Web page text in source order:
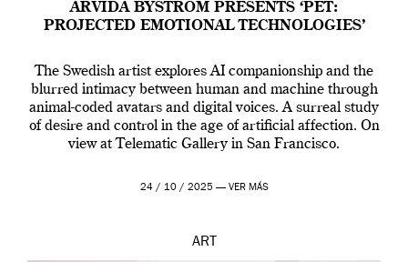
ARVIDA BYSTRÖM PRESENTS ‘PET:
PROJECTED EMOTIONAL TECHNOLOGIES’
The Swedish artist explores AI companionship and the
blurred intimacy between human and machine through
animal-coded avatars and digital voices. A surreal study
of desire and control in the age of artificial affection. On
view at Telematic Gallery in San Francisco.
24 / 10 / 2025 — VER MÁS
ART